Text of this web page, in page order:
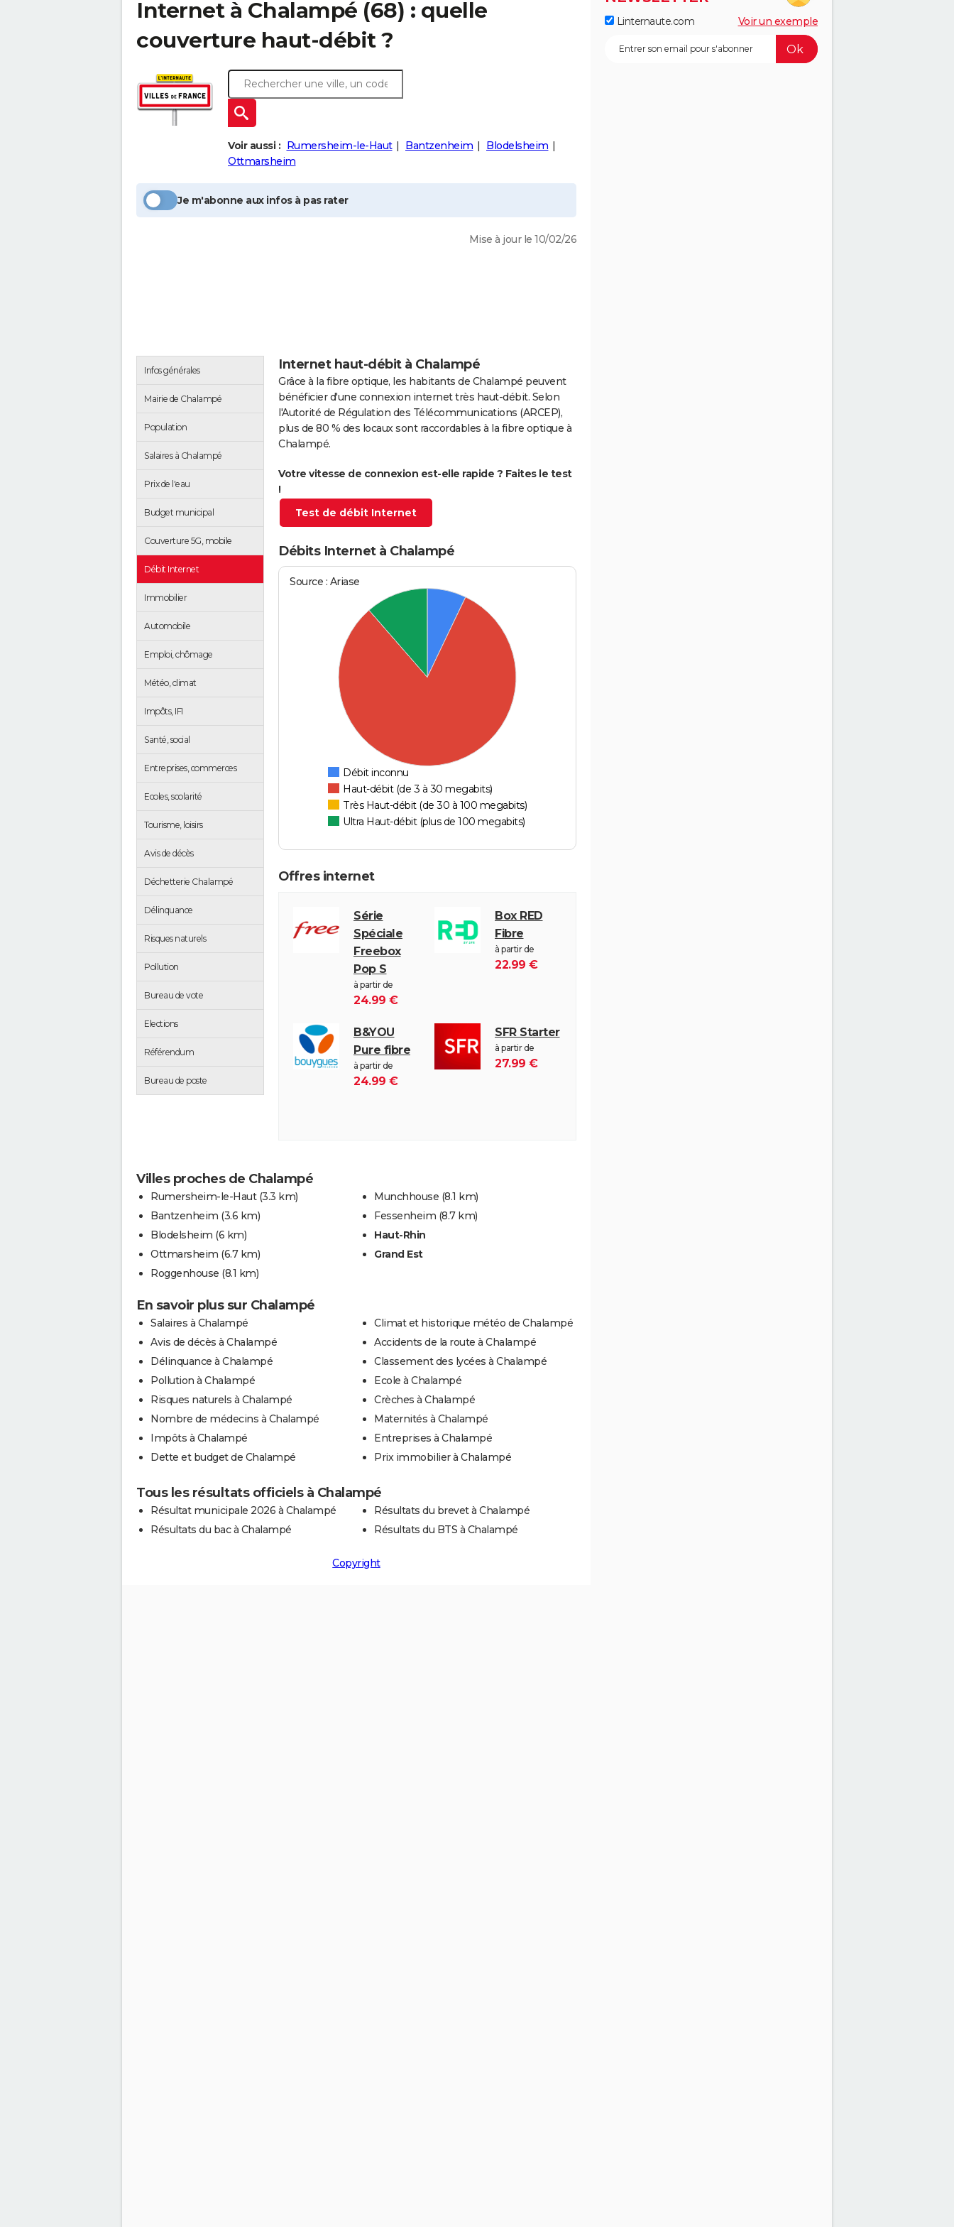
Internet à Chalampé (68) : quelle
couverture haut-débit ?
Voir aussi : Rumersheim-le-Haut Bantzenheim
Blodelsheim
Ottmarsheim
Je m'abonne aux infos à pas rater
Mise à jour le 10/02/26
Infos générales
Mairie de Chalampé
Population
Salaires à Chalampé
Prix de l'eau
Budget municipal
Couverture 5G, mobile
Débit Internet
Immobilier
Automobile
Emploi, chômage
Météo, climat
Impôts, IFI
Santé, social
Entreprises, commerces
Ecoles, scolarité
Tourisme, loisirs
Avis de décès
Déchetterie Chalampé
Délinquance
Risques naturels
Pollution
Bureau de vote
Elections
Référendum
Bureau de poste
Internet haut-débit à Chalampé
Grâce à la fibre optique, les habitants de Chalampé peuvent
bénéficier d'une connexion internet très haut-débit. Selon
l'Autorité de Régulation des Télécommunications (ARCEP),
plus de 80 % des locaux sont raccordables à la fibre optique à
Chalampé.
Votre vitesse de connexion est-elle rapide ? Faites le test
!
Test de débit Internet
Débits Internet à Chalampé
Source : Ariase
Débit inconnu
Haut-débit (de 3 à 30 megabits)
Très Haut-débit (de 30 à 100 megabits)
Ultra Haut-débit (plus de 100 megabits)
Offres internet
Série
Spéciale
Freebox
Pop S
à partir de
24.99 €
Box RED
Fibre
à partir de
22.99 €
B&YOU
Pure fibre
à partir de
24.99 €
SFR Starter
à partir de
27.99 €
Villes proches de Chalampé
Rumersheim-le-Haut (3.3 km)
Bantzenheim (3.6 km)
Blodelsheim (6 km)
Ottmarsheim (6.7 km)
Roggenhouse (8.1 km)
Munchhouse (8.1 km)
Fessenheim (8.7 km)
Haut-Rhin
Grand Est
En savoir plus sur Chalampé
Salaires à Chalampé
Avis de décès à Chalampé
Délinquance à Chalampé
Pollution à Chalampé
Risques naturels à Chalampé
Nombre de médecins à Chalampé
Impôts à Chalampé
Dette et budget de Chalampé
Climat et historique météo de Chalampé
Accidents de la route à Chalampé
Classement des lycées à Chalampé
Ecole à Chalampé
Crèches à Chalampé
Maternités à Chalampé
Entreprises à Chalampé
Prix immobilier à Chalampé
Tous les résultats officiels à Chalampé
Résultat municipale 2026 à Chalampé
Résultats du bac à Chalampé
Résultats du brevet à Chalampé
Résultats du BTS à Chalampé
Copyright
Linternaute.com Voir un exemple